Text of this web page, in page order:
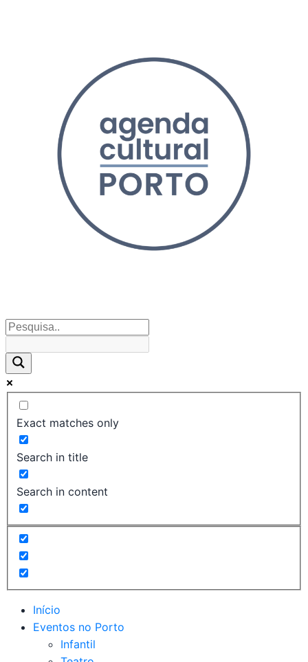
Exact matches only
Search in title
Search in content
Início
Eventos no Porto
Infantil